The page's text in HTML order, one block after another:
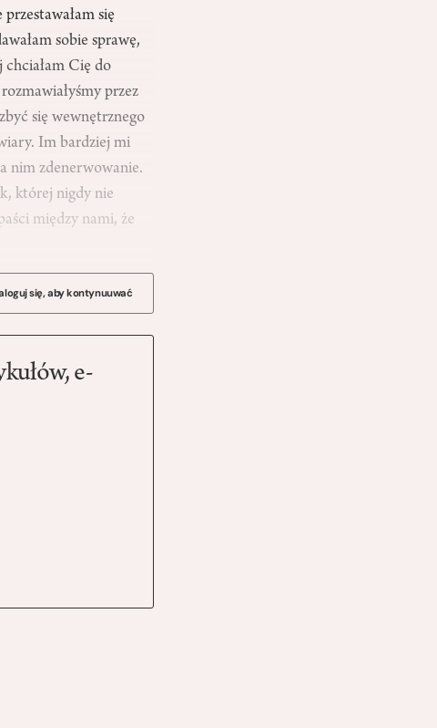
się
sobie sprawę,
chciałam Cię do
przez
się wewnętrznego
Im bardziej mi
nim zdenerwowanie.
której nigdy nie
między nami, że
się, aby kontynuuwać
e-